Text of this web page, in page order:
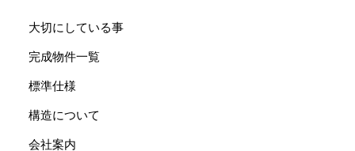
大切にしている事
完成物件一覧
標準仕様
構造について
会社案内